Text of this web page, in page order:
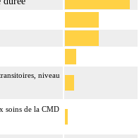
niveau
soins de la CMD